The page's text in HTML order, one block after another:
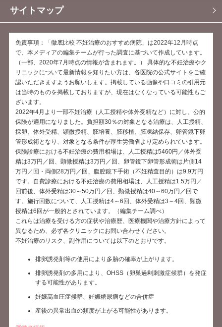
サイトマップ
免責事項：「徹底比較 不妊治療のおすすめ病院」は2022年12月時点
で、本メディアの編集チームが行った調査に基づいて作成しています。
（一部、2020年7月時点の情報が含まれます。） 具体的な不妊治療やク
リニックについて最新情報を知りたい方は、各医院の公式サイトをご確
認いただきますようお願いします。掲載している画像や口コミの引用元
は当時のものを掲載しておりますが、現在はなくなっている可能性もご
ざいます。
2022年4月より一部不妊治療（人工授精や体外受精など）に対し、公的
保険が適用になりました。負担額30％の対象となる治療は、人工授精、
採卵、体外受精、顕微授精、胚培養、胚移植、胚凍結保存、卵管鏡下卵
管形成術となり、対象となる条件が厚生労働省より定められています。
保険診療における不妊治療の費用相場は、人工授精は5460円／体外受
精は3万円／回、顕微授精は3万円／回、卵管鏡下卵管形成術は片側14
万円／回・両側28万円／回、腹腔鏡下手術（不妊精査目的）は9.9万円
です。自費診療における不妊治療の費用相場は、人工授精は1.5万円／
回前後、体外受精は30～50万円／回、顕微授精は40～60万円／回で
す。施行回数について、人工授精は4～6回、体外受精は3～4回、顕微
授精は6回が一般的とされています。（編集チーム調べ）
これらは治療を受ける方の症状や治療歴、医療機関や治療方針によって
異なるため、必ず各クリニックにお問い合わせください。
不妊治療のリスク、副作用については以下のとおりです。
排卵誘発剤等の使用により多胎の確率が上がります。
排卵誘発剤の多用により、OHSS（卵巣過剰刺激症候群）を発症
する可能性があります。
妊娠高血圧症候群、妊娠糖尿病などの合併症
産後の異常出血の頻度が上がる可能性があります。